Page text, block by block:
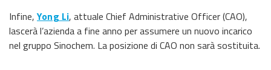
Infine,Yong Li, attuale Chief Administrative Officer (CAO),
lascerà l’azienda a fine anno per assumere un nuovo incarico
nel gruppo Sinochem. La posizione di CAO non sarà sostituita.